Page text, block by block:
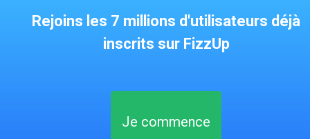
Rejoins les 7 millions d'utilisateurs déjà
inscrits sur FizzUp
Je commence